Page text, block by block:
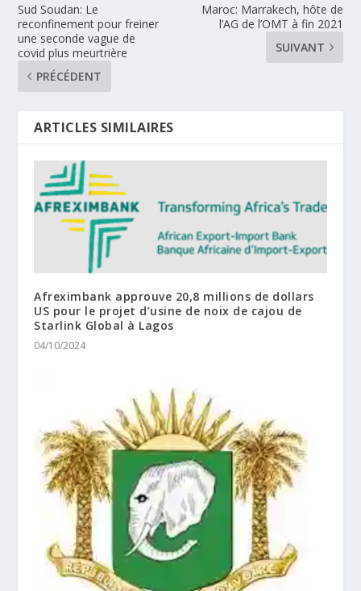
Sud Soudan: Le
reconfinement pour freiner
une seconde vague de
covid plus meurtrière
PRÉCÉDENT
Maroc: Marrakech, hôte de
l’AG de l’OMT à fin 2021
SUIVANT
ARTICLES SIMILAIRES
Afreximbank approuve 20,8 millions de dollars
US pour le projet d’usine de noix de cajou de
Starlink Global à Lagos
04/10/2024